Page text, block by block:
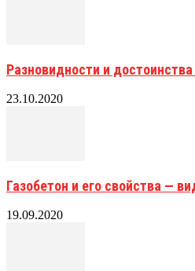
Разновидности и
23.10.2020
Газобетон и его свойства —
19.09.2020